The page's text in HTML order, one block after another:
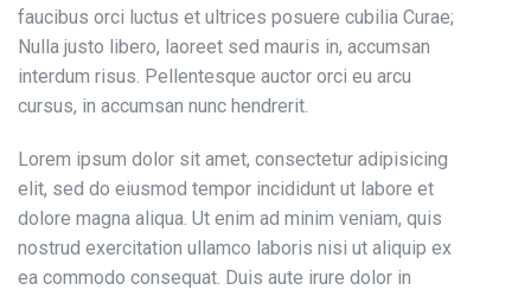
faucibus orci luctus et ultrices posuere cubilia Curae;
Nulla justo libero, laoreet sed mauris in, accumsan
interdum risus. Pellentesque auctor orci eu arcu
cursus, in accumsan nunc hendrerit.
Lorem ipsum dolor sit amet, consectetur adipisicing
elit, sed do eiusmod tempor incididunt ut labore et
dolore magna aliqua. Ut enim ad minim veniam, quis
nostrud exercitation ullamco laboris nisi ut aliquip ex
ea commodo consequat. Duis aute irure dolor in